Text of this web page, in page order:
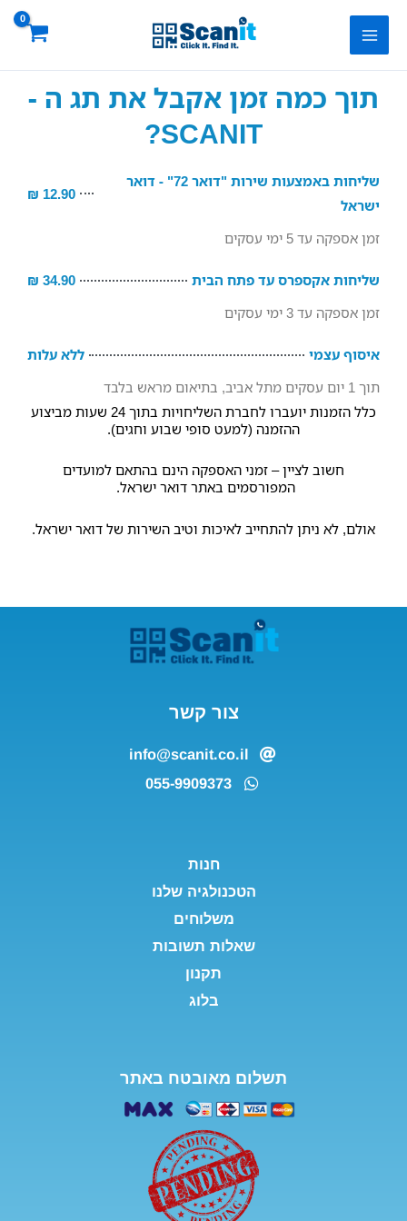
לתוכן
Main
Menu
תוך כמה זמן אקבל את תג ה -
SCANIT?
שליחות באמצעות שירות "דואר 72" - דואר
ישראל
12.90 ₪
זמן אספקה עד 5 ימי עסקים
שליחות אקספרס עד פתח הבית
34.90 ₪
זמן אספקה עד 3 ימי עסקים
איסוף עצמי
ללא עלות
תוך 1 יום עסקים מתל אביב, בתיאום מראש בלבד
כלל הזמנות יועברו לחברת השליחויות בתוך 24 שעות מביצוע
ההזמנה (למעט סופי שבוע וחגים).
חשוב לציין – זמני האספקה הינם בהתאם למועדים
המפורסמים באתר דואר ישראל.
אולם, לא ניתן להתחייב לאיכות וטיב השירות של דואר ישראל.
צור קשר
info@scanit.co.il
055-9909373
חנות
הטכנולגיה שלנו
משלוחים
שאלות תשובות
תקנון
בלוג
תשלום מאובטח באתר